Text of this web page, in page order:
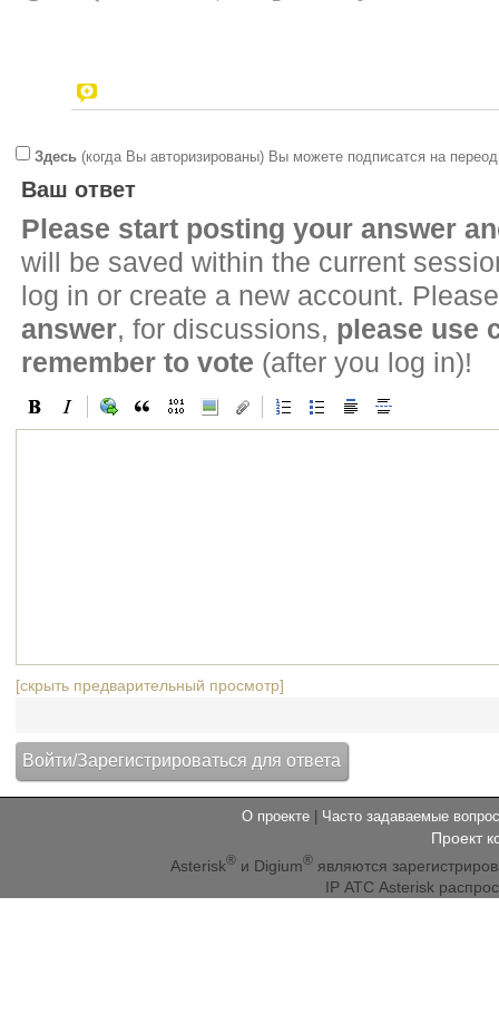
Здесь (когда Вы авторизированы) Вы можете подписатся на
Ваш ответ
Please start posting your answer
will be saved within the current
log in or create a new account.
answer, for discussions, please use
remember to vote (after you log in)!
[скрыть предварительный просмотр]
О проекте Часто задаваемые
Проект
Asterisk® и Digium® являются
IP АТС Asterisk